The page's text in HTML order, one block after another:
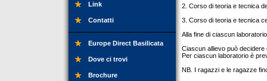
Link
Contatti
Europe Direct Basilicata
Dove ci trovi
Brochure
2. Corso di teoria e tecnica
3. Corso di teoria e tecnica
Alla fine di ciascun
Ciascun allievo può
Per ciascun laboratorio è
NB. I ragazzi e le ragazze